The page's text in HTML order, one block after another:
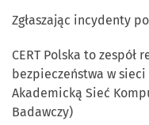
Zgłaszając incydenty
CERT Polska to
bezpieczeństwa w sieci
Akademicką Sieć
Badawczy)